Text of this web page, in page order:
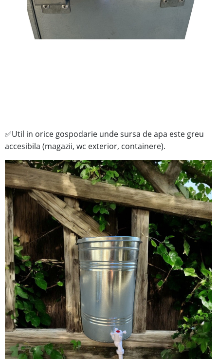
✅Util in orice gospodarie unde sursa de apa este greu
accesibila (magazii, wc exterior, containere).